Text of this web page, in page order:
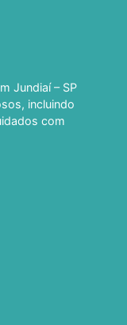
Jundiaí – SP
incluindo
com